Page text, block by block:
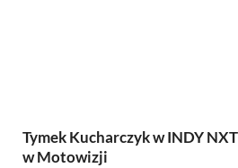
Tymek Kucharczyk w INDY
w Motowizji